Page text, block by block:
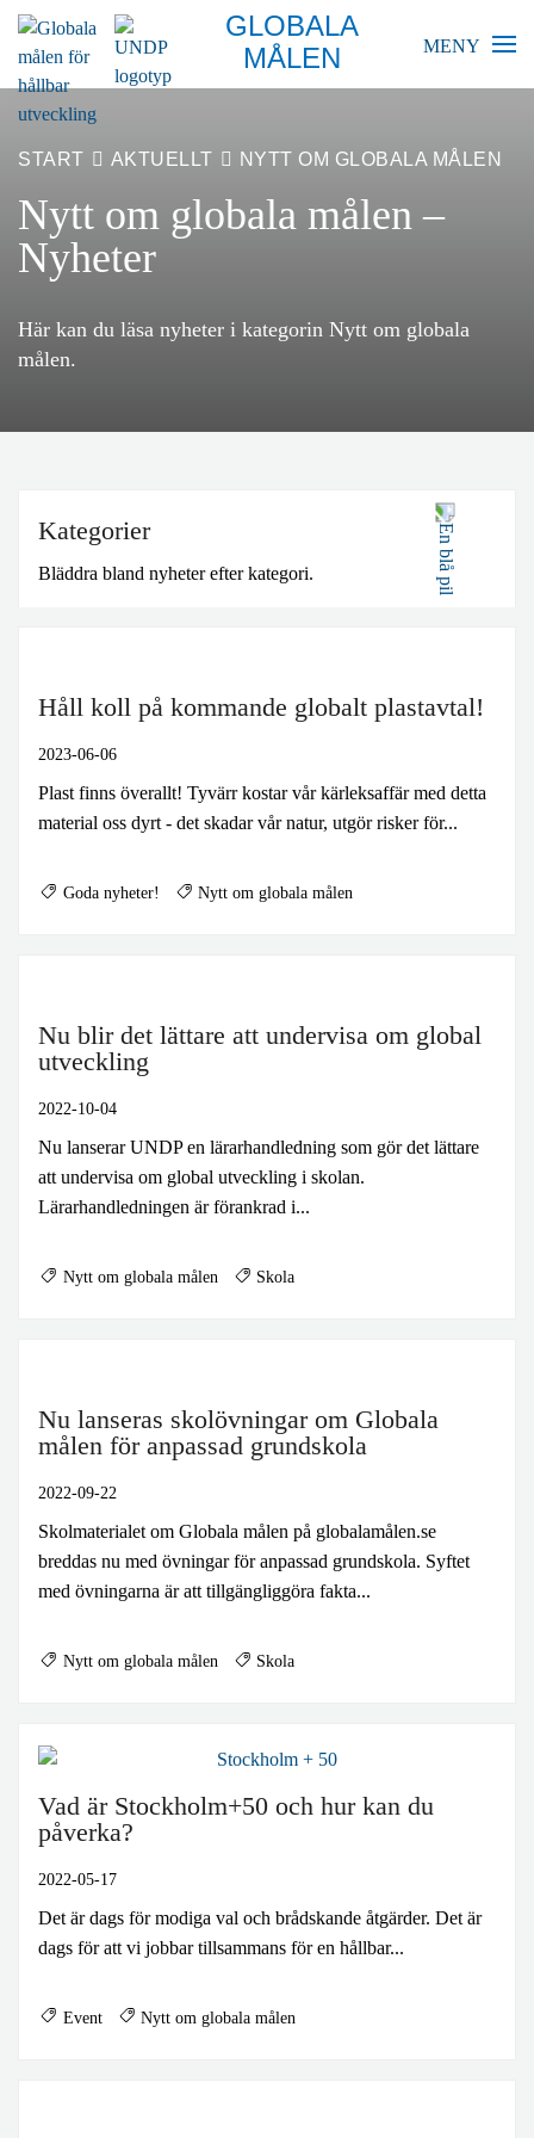
GLOBALA
MÅLEN
MENY
BLIR VÄRLDEN BÄTTRE?
GLOBALA MÅLEN
SKOLA
FÖRETAG
BLIR VÄRLDEN BÄTTRE?
START AKTUELLT NYTT OM GLOBALA MÅLEN
Nytt om globala målen –
Nyheter
Här kan du läsa nyheter i kategorin Nytt om globala
målen.
Kategorier
Bläddra bland nyheter efter kategori.
Håll koll på kommande globalt plastavtal!
2023-06-06
Plast finns överallt! Tyvärr kostar vår kärleksaffär med detta
material oss dyrt - det skadar vår natur, utgör risker för...
Goda nyheter! Nytt om globala målen
Nu blir det lättare att undervisa om global
utveckling
2022-10-04
Nu lanserar UNDP en lärarhandledning som gör det lättare
att undervisa om global utveckling i skolan.
Lärarhandledningen är förankrad i...
Nytt om globala målen Skola
Nu lanseras skolövningar om Globala
målen för anpassad grundskola
2022-09-22
Skolmaterialet om Globala målen på globalamålen.se
breddas nu med övningar för anpassad grundskola. Syftet
med övningarna är att tillgängliggöra fakta...
Nytt om globala målen Skola
Vad är Stockholm+50 och hur kan du
påverka?
2022-05-17
Det är dags för modiga val och brådskande åtgärder. Det är
dags för att vi jobbar tillsammans för en hållbar...
Event Nytt om globala målen